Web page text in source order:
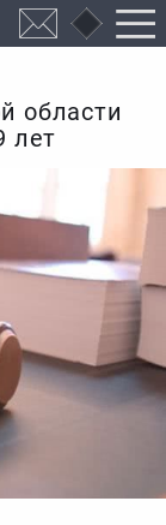
области
лет